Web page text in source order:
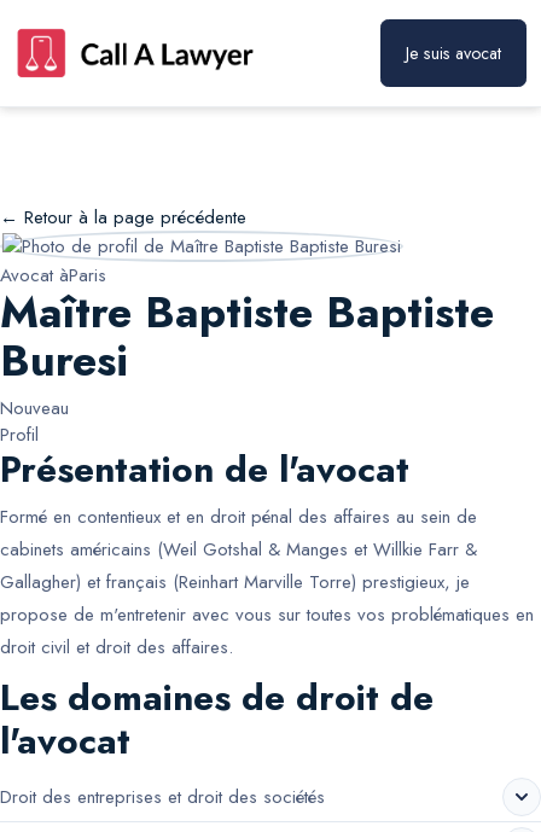
Je suis avocat
← Retour à la page précédente
Avocat àParis
Maître Baptiste Baptiste
Buresi
Nouveau
Profil
Présentation de l'avocat
Formé en contentieux et en droit pénal des affaires au sein de
cabinets américains (Weil Gotshal & Manges et Willkie Farr &
Gallagher) et français (Reinhart Marville Torre) prestigieux, je
propose de m'entretenir avec vous sur toutes vos problématiques en
droit civil et droit des affaires.
Les domaines de droit de
l'avocat
Droit des entreprises et droit des sociétés